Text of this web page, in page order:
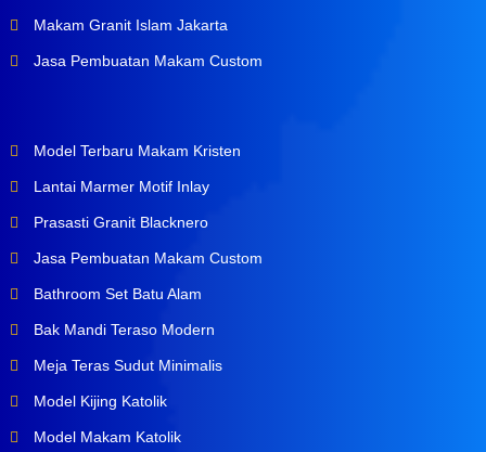
Makam Granit Islam Jakarta
Jasa Pembuatan Makam Custom
Model Terbaru Makam Kristen
Lantai Marmer Motif Inlay
Prasasti Granit Blacknero
Jasa Pembuatan Makam Custom
Bathroom Set Batu Alam
Bak Mandi Teraso Modern
Meja Teras Sudut Minimalis
Model Kijing Katolik
Model Makam Katolik